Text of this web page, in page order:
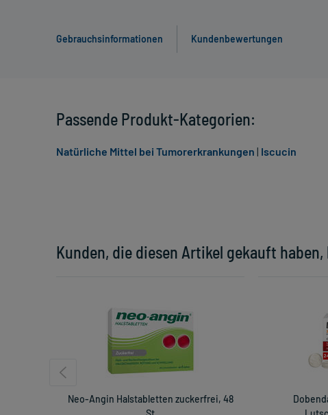
Gebrauchsinformationen Kundenbewertungen
Kunden, die diesen Artikel gekauft
Neo-Angin Halstabletten zuckerfrei, 48
Passende Produkt-Kategorien:
Natürliche Mittel bei Tumorerkrankungen | Iscucin